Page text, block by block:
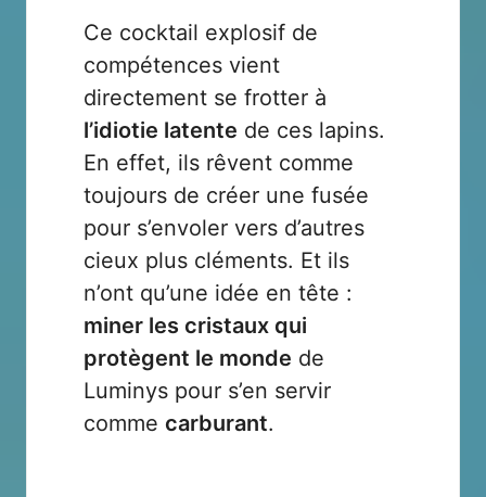
Ce cocktail explosif de
compétences vient
directement se frotter à
l’idiotie latente de ces lapins.
En effet, ils rêvent comme
toujours de créer une fusée
pour s’envoler vers d’autres
cieux plus cléments. Et ils
n’ont qu’une idée en tête :
miner les cristaux qui
protègent le monde de
Luminys pour s’en servir
comme carburant.